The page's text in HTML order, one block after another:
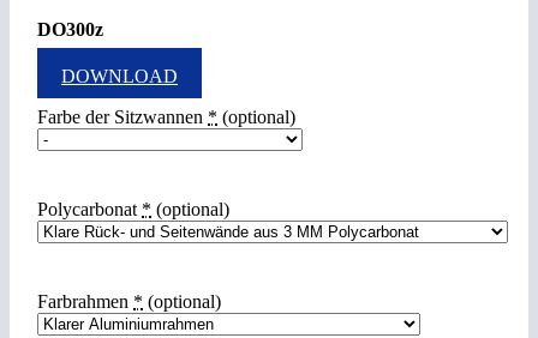
DO300z
DOWNLOAD
Farbe der Sitzwannen * (optional)
Polycarbonat * (optional)
Farbrahmen * (optional)